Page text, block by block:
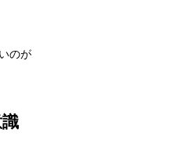
のが